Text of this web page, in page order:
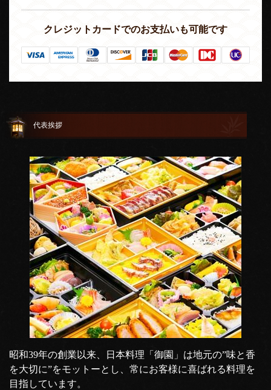
クレジットカードでのお支払いも可能です
代表挨拶
昭和39年の創業以来、日本料理「御園」は地元の”味と香
を大切に”をモットーとし、常にお客様に喜ばれる料理を
目指しています。